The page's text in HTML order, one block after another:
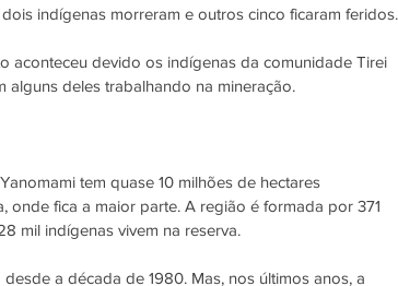
dois indígenas morreram e outros cinco ficaram feridos.
aconteceu devido os indígenas da comunidade Tirei
alguns deles trabalhando na mineração.
tem quase 10 milhões de hectares
onde fica a maior parte. A região é formada por 371
mil indígenas vivem na reserva.
a década de 1980. Mas, nos últimos anos, a